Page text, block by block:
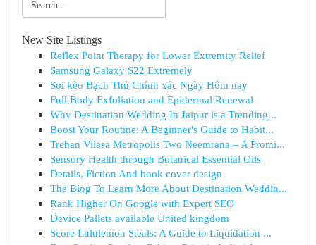
New Site Listings
Reflex Point Therapy for Lower Extremity Relief
Samsung Galaxy S22 Extremely
Soi kèo Bạch Thủ Chính xác Ngày Hôm nay
Full Body Exfoliation and Epidermal Renewal
Why Destination Wedding In Jaipur is a Trending...
Boost Your Routine: A Beginner's Guide to Habit...
Trehan Vilasa Metropolis Two Neemrana – A Promi...
Sensory Health through Botanical Essential Oils
Details, Fiction And book cover design
The Blog To Learn More About Destination Weddin...
Rank Higher On Google with Expert SEO
Device Pallets available United kingdom
Score Lululemon Steals: A Guide to Liquidation ...